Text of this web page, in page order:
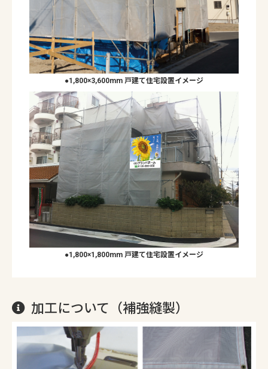
●1,800×3,600mm 戸建て住宅設置イメージ
●1,800×1,800mm 戸建て住宅設置イメージ
加工について（補強縫製）